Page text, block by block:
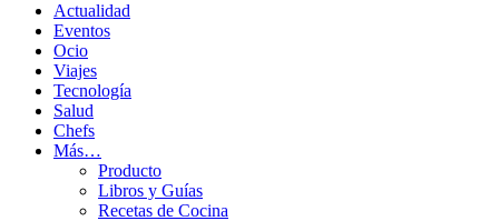
Actualidad
Eventos
Ocio
Viajes
Tecnología
Salud
Chefs
Más…
Producto
Libros y Guías
Recetas de Cocina